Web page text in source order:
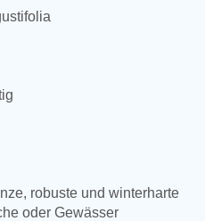
robuste und winterharte
oder Gewässer